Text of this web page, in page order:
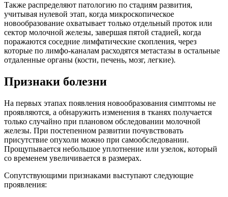
Также распределяют патологию по стадиям развития,
учитывая нулевой этап, когда микроскопическое
новообразование охватывает только отдельный проток или
сектор молочной железы, завершая пятой стадией, когда
поражаются соседние лимфатические скопления, через
которые по лимфо-каналам расходятся метастазы в остальные
отдаленные органы (кости, печень, мозг, легкие).
Признаки болезни
На первых этапах появления новообразования симптомы не
проявляются, а обнаружить изменения в тканях получается
только случайно при плановом обследовании молочной
железы. При постепенном развитии почувствовать
присутствие опухоли можно при самообследовании.
Прощупывается небольшое уплотнение или узелок, который
со временем увеличивается в размерах.
Сопутствующими признаками выступают следующие
проявления: